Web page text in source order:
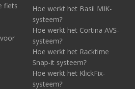
fiets
Hoe werkt het Basil MIK-
systeem?
Hoe werkt het Cortina AVS-
systeem?
Hoe werkt het Racktime
Snap-it systeem?
Hoe werkt het KlickFix-
systeem?